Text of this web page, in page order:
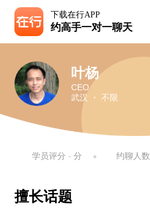
下载在行APP
约高手一对一聊天
叶杨
CEO
武汉 ・ 不限
学员评分 - 分 约聊人数
擅长话题